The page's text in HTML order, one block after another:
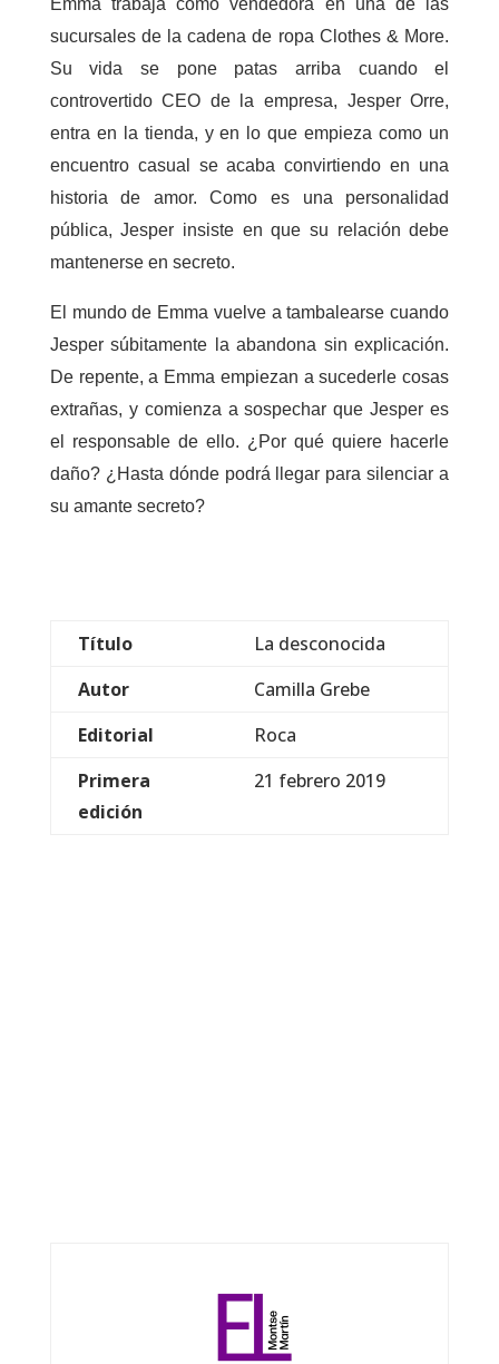
Emma trabaja como vendedora en una de las
sucursales de la cadena de ropa Clothes & More.
Su vida se pone patas arriba cuando el
controvertido CEO de la empresa, Jesper Orre,
entra en la tienda, y en lo que empieza como un
encuentro casual se acaba convirtiendo en una
historia de amor. Como es una personalidad
pública, Jesper insiste en que su relación debe
mantenerse en secreto.
El mundo de Emma vuelve a tambalearse cuando
Jesper súbitamente la abandona sin explicación.
De repente, a Emma empiezan a sucederle cosas
extrañas, y comienza a sospechar que Jesper es
el responsable de ello. ¿Por qué quiere hacerle
daño? ¿Hasta dónde podrá llegar para silenciar a
su amante secreto?
Título
La desconocida
Autor
Camilla Grebe
Editorial
Roca
Primera
edición
21 febrero 2019